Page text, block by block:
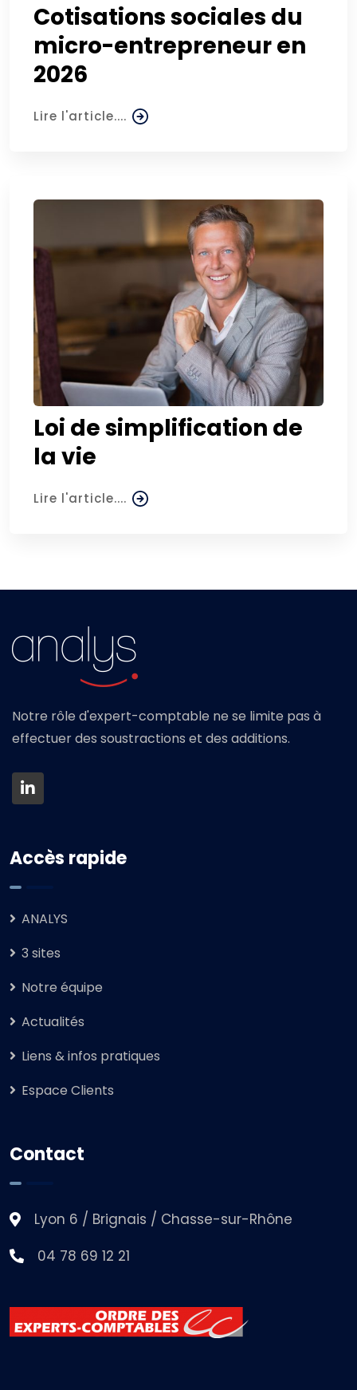
Cotisations sociales du
micro-entrepreneur en
2026
Lire l'article....
Loi de simplification de
la vie
Lire l'article....
Notre rôle d'expert-comptable ne se limite pas à
effectuer des soustractions et des additions.
Accès rapide
ANALYS
3 sites
Notre équipe
Actualités
Liens & infos pratiques
Espace Clients
Contact
Lyon 6 / Brignais / Chasse-sur-Rhône
04 78 69 12 21